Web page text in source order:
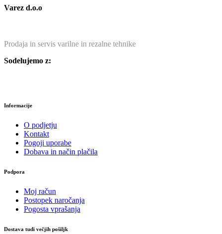
Varez d.o.o
Prodaja in servis varilne in rezalne tehnike
Sodelujemo z:
Informacije
O podjetju
Kontakt
Pogoji uporabe
Dobava in način plačila
Podpora
Moj račun
Postopek naročanja
Pogosta vprašanja
Dostava tudi večjih pošiljk